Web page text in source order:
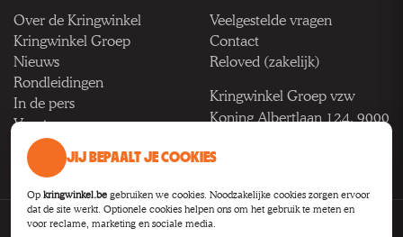
Over de Kringwinkel
Kringwinkel Groep
Nieuws
Rondleidingen
In de pers
Vacatures
Veelgestelde vragen
Contact
Reloved (zakelijk)
Kringwinkel Groep vzw
Koning Albertlaan 124, 9000
BTW BE 1033.922.208
PrivacyVoorwaardenToegankelijkheid
JIJ BEPAALT JE COOKIES
Op kringwinkel.be gebruiken we cookies. Noodzakelijke cookies zorgen ervoor
dat de site werkt. Optionele cookies helpen ons om het gebruik te meten en
voor reclame, marketing en sociale media.